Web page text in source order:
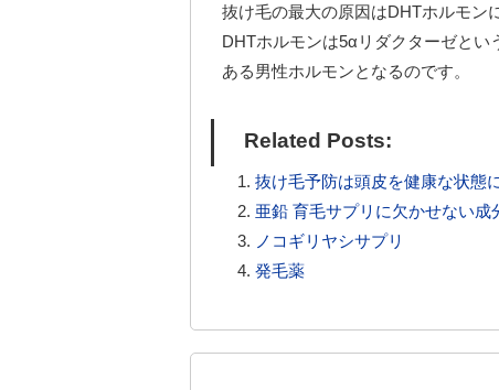
抜け毛の最大の原因はDHTホルモン
DHTホルモンは5αリダクターゼと
ある男性ホルモンとなるのです。
Related Posts:
抜け毛予防は頭皮を健康な状態
亜鉛 育毛サプリに欠かせない成
ノコギリヤシサプリ
発毛薬